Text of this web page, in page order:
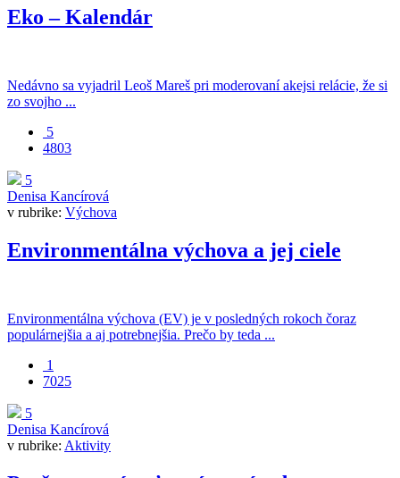
Eko – Kalendár
Nedávno sa vyjadril Leoš Mareš pri moderovaní akejsi relácie, že si
zo svojho ...
5
4803
5
Denisa Kancírová
v rubrike: Výchova
Environmentálna výchova a jej ciele
Environmentálna výchova (EV) je v posledných rokoch čoraz
populárnejšia a aj potrebnejšia. Prečo by teda ...
1
7025
5
Denisa Kancírová
v rubrike: Aktivity